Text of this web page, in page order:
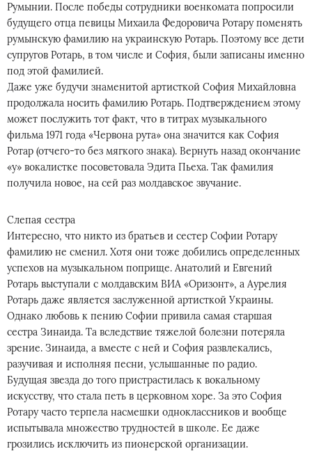
Румынии. После победы сотрудники военкомата попросили
будущего отца певицы Михаила Федоровича Ротару поменять
румынскую фамилию на украинскую Ротарь. Поэтому все дети
супругов Ротарь, в том числе и София, были записаны именно
под этой фамилией.
Даже уже будучи знаменитой артисткой София Михайловна
продолжала носить фамилию Ротарь. Подтверждением этому
может послужить тот факт, что в титрах музыкального
фильма 1971 года «Червона рута» она значится как София
Ротар (отчего-то без мягкого знака). Вернуть назад окончание
«у» вокалистке посоветовала Эдита Пьеха. Так фамилия
получила новое, на сей раз молдавское звучание.
Слепая сестра
Интересно, что никто из братьев и сестер Софии Ротару
фамилию не сменил. Хотя они тоже добились определенных
успехов на музыкальном поприще. Анатолий и Евгений
Ротарь выступали с молдавским ВИА «Оризонт», а Аурелия
Ротарь даже является заслуженной артисткой Украины.
Однако любовь к пению Софии привила самая старшая
сестра Зинаида. Та вследствие тяжелой болезни потеряла
зрение. Зинаида, а вместе с ней и София развлекались,
разучивая и исполняя песни, услышанные по радио.
Будущая звезда до того пристрастилась к вокальному
искусству, что стала петь в церковном хоре. За это София
Ротару часто терпела насмешки одноклассников и вообще
испытывала множество трудностей в школе. Ее даже
грозились исключить из пионерской организации.